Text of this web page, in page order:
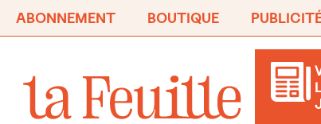
ABONNEMENT BOUTIQUE